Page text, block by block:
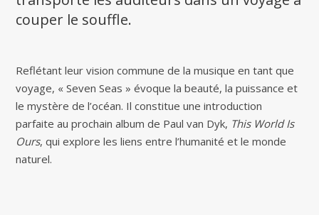
couper le souffle.
Reflétant leur vision commune de la musique en tant que
voyage, « Seven Seas » évoque la beauté, la puissance et
le mystère de l’océan. Il constitue une introduction
parfaite au prochain album de Paul van Dyk, This World Is
Ours, qui explore les liens entre l’humanité et le monde
naturel.